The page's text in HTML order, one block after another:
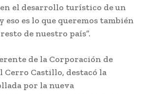
el desarrollo turístico de un
eso es lo que queremos también
de nuestro país”.
de la Corporación de
Cerro Castillo, destacó la
por la nueva